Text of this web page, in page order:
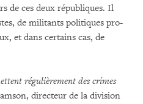
de ces deux républiques. Il
de militants politiques pro-
et dans certains cas, de
régulièrement des crimes
directeur de la division